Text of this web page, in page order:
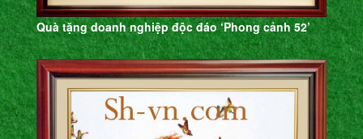
Quà tặng doanh nghiệp độc đáo ‘Phong cảnh 52’